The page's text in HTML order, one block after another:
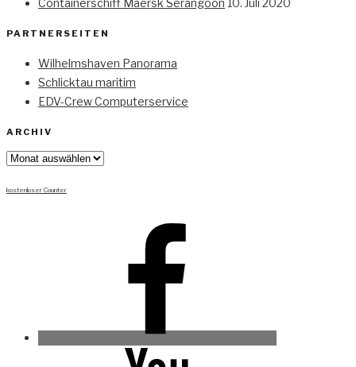
PARTNERSEITEN
Wilhelmshaven Panorama
Schlicktau maritim
EDV-Crew Computerservice
ARCHIV
Archiv
kostenloser Counter